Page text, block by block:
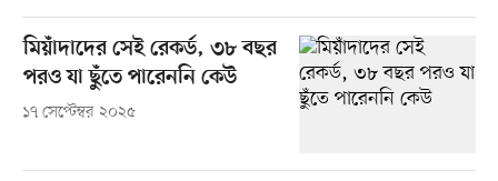
মিয়াঁদাদের সেই রেকর্ড, ৩৮ বছর
পরও যা ছুঁতে পারেননি কেউ
১৭ সেপ্টেম্বর ২০২৫